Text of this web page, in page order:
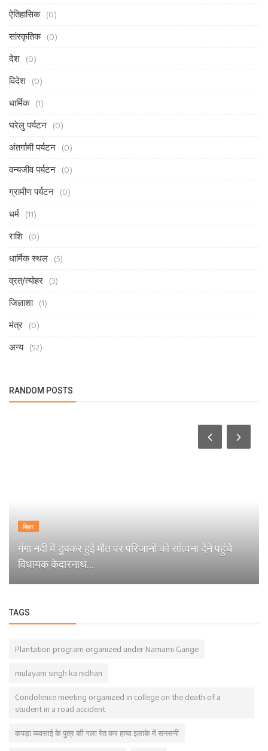
ऐतिहासिक (0)
सांस्कृतिक (0)
देश (0)
विदेश (0)
धार्मिक (1)
घरेलु पर्यटन (0)
अंतर्गामी पर्यटन (0)
वन्यजीव पर्यटन (0)
ग्रामीण पर्यटन (0)
धर्म (11)
राशि (0)
धार्मिक स्थल (5)
व्रत/त्योहर (3)
जिज्ञाशा (1)
मंत्र (0)
अन्य (52)
RANDOM POSTS
बिहार
गंगा नदी में डुबकर हुई मौत पर परिजानो को सांत्वना देने पहुंचे
विधायक केदारनाथ...
TAGS
Plantation program organized under Namami Gange
mulayam singh ka nidhan
Condolence meeting organized in college on the death of a
student in a road accident
कपड़ा व्यवसाई के पुत्र की गला रेत कर हत्या इलाके में सनसनी